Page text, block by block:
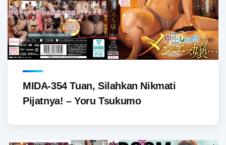
MIDA-354 Tuan, Silahkan Nikmati
Pijatnya! – Yoru Tsukumo